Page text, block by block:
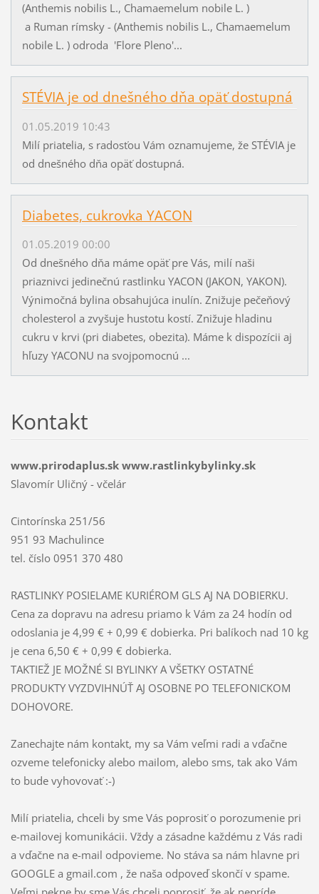
(Anthemis nobilis L., Chamaemelum nobile L. )
a Ruman rímsky - (Anthemis nobilis L., Chamaemelum
nobile L. ) odroda 'Flore Pleno'...
STÉVIA je od dnešného dňa opäť dostupná
01.05.2019 10:43
Milí priatelia, s radosťou Vám oznamujeme, že STÉVIA je
od dnešného dňa opäť dostupná.
Diabetes, cukrovka YACON
01.05.2019 00:00
Od dnešného dňa máme opäť pre Vás, milí naši
priaznivci jedinečnú rastlinku YACON (JAKON, YAKON).
Výnimočná bylina obsahujúca inulín. Znižuje pečeňový
cholesterol a zvyšuje hustotu kostí. Znižuje hladinu
cukru v krvi (pri diabetes, obezita). Máme k dispozícii aj
hľuzy YACONU na svojpomocnú ...
Kontakt
www.prirodaplus.sk www.rastlinkybylinky.sk
Slavomír Uličný - včelár
Cintorínska 251/56
951 93 Machulince
tel. číslo 0951 370 480
RASTLINKY POSIELAME KURIÉROM GLS AJ NA DOBIERKU.
Cena za dopravu na adresu priamo k Vám za 24 hodín od
odoslania je 4,99 € + 0,99 € dobierka. Pri balíkoch nad 10 kg
je cena 6,50 € + 0,99 € dobierka.
TAKTIEŽ JE MOŽNÉ SI BYLINKY A VŠETKY OSTATNÉ
PRODUKTY VYZDVIHNÚŤ AJ OSOBNE PO TELEFONICKOM
DOHOVORE.
Zanechajte nám kontakt, my sa Vám veľmi radi a vďačne
ozveme telefonicky alebo mailom, alebo sms, tak ako Vám
to bude vyhovovať :-)
Milí priatelia, chceli by sme Vás poprosiť o porozumenie pri
e-mailovej komunikácii. Vždy a zásadne každému z Vás radi
a vďačne na e-mail odpovieme. No stáva sa nám hlavne pri
GOOGLE a gmail.com , že naša odpoveď skončí v spame.